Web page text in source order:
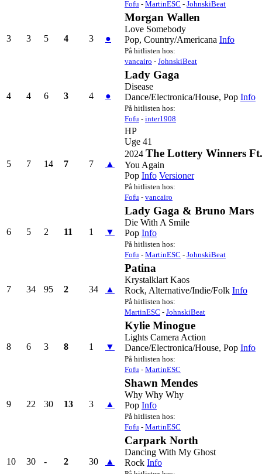
Fofu - MartinESC - JohnskiBeat
3 3 5 4 3 ●
Morgan Wallen
Love Somebody
Pop, Country/Americana Info
På hitlisten hos:
vancairo - JohnskiBeat
4 4 6 3 4 ●
Lady Gaga
Disease
Dance/Electronica/House, Pop Info
På hitlisten hos:
Fofu - inter1908
5 7 14 7 7 ▲
HP
Uge 41
2024 The Lottery Winners
You Again
Pop Info Versioner
På hitlisten hos:
Fofu - vancairo
6 5 2 11 1 ▼
Lady Gaga & Bruno Mars
Die With A Smile
Pop Info
På hitlisten hos:
Fofu - MartinESC - JohnskiBeat
7 34 95 2 34 ▲
Patina
Krystalklart Kaos
Rock, Alternative/Indie/Folk Info
På hitlisten hos:
MartinESC - JohnskiBeat
8 6 3 8 1 ▼
Kylie Minogue
Lights Camera Action
Dance/Electronica/House, Pop Info
På hitlisten hos:
Fofu - MartinESC
9 22 30 13 3 ▲
Shawn Mendes
Why Why Why
Pop Info
På hitlisten hos:
Fofu - MartinESC
10 30 - 2 30 ▲
Carpark North
Dancing With My Ghost
Rock Info